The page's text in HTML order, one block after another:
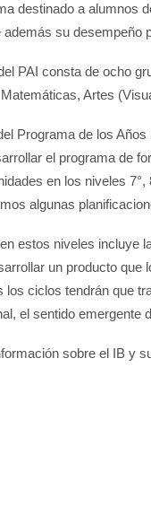
destinado a alumnos
además su desempeño
PAI consta de ocho
Artes
Programa de los
el programa de
en los niveles
algunas
estos niveles incluye
un producto
los ciclos tendrán que
el sentido emergente
sobre el IB y